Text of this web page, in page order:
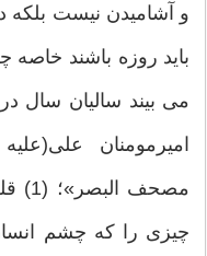
و آشامیدن نیست بلکه
باید روزه باشند
می بیند سالیان سال
امیرمومنان
چیزی را که چشم